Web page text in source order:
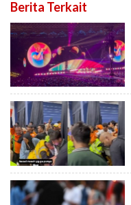
Berita Terkait